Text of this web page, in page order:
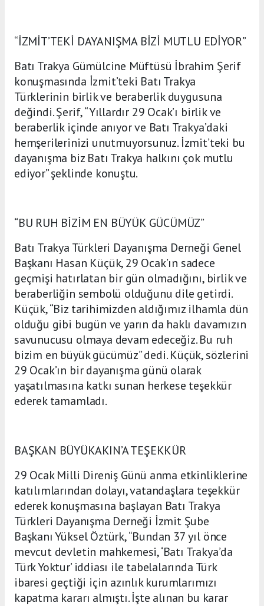
“İZMİT’TEKİ DAYANIŞMA BİZİ MUTLU EDİYOR”
Batı Trakya Gümülcine Müftüsü İbrahim Şerif
konuşmasında İzmit’teki Batı Trakya
Türklerinin birlik ve beraberlik duygusuna
değindi. Şerif, “Yıllardır 29 Ocak’ı birlik ve
beraberlik içinde anıyor ve Batı Trakya’daki
hemşerilerinizi unutmuyorsunuz. İzmit’teki bu
dayanışma biz Batı Trakya halkını çok mutlu
ediyor” şeklinde konuştu.
“BU RUH BİZİM EN BÜYÜK GÜCÜMÜZ”
Batı Trakya Türkleri Dayanışma Derneği Genel
Başkanı Hasan Küçük, 29 Ocak’ın sadece
geçmişi hatırlatan bir gün olmadığını, birlik ve
beraberliğin sembolü olduğunu dile getirdi.
Küçük, “Biz tarihimizden aldığımız ilhamla dün
olduğu gibi bugün ve yarın da haklı davamızın
savunucusu olmaya devam edeceğiz. Bu ruh
bizim en büyük gücümüz” dedi. Küçük, sözlerini
29 Ocak’ın bir dayanışma günü olarak
yaşatılmasına katkı sunan herkese teşekkür
ederek tamamladı.
BAŞKAN BÜYÜKAKIN’A TEŞEKKÜR
29 Ocak Milli Direniş Günü anma etkinliklerine
katılımlarından dolayı, vatandaşlara teşekkür
ederek konuşmasına başlayan Batı Trakya
Türkleri Dayanışma Derneği İzmit Şube
Başkanı Yüksel Öztürk, “Bundan 37 yıl önce
mevcut devletin mahkemesi, ‘Batı Trakya’da
Türk Yoktur’ iddiası ile tabelalarında Türk
ibaresi geçtiği için azınlık kurumlarımızı
kapatma kararı almıştı. İşte alınan bu karar